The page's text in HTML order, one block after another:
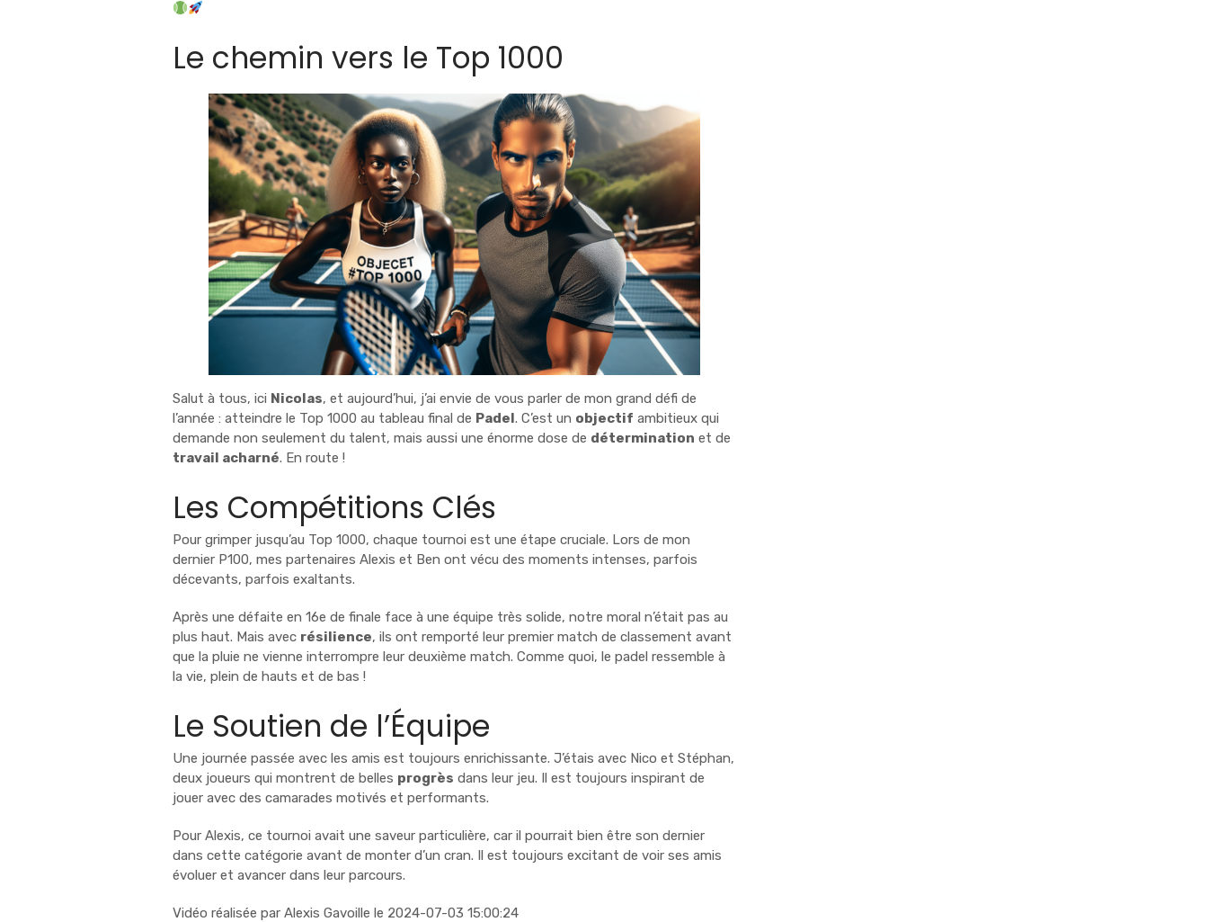
Le chemin vers le Top 1000
Salut à tous, ici Nicolas, et aujourd’hui, j’ai envie de vous parler de mon grand défi de
l’année : atteindre le Top 1000 au tableau final de Padel. C’est un objectif ambitieux qui
demande non seulement du talent, mais aussi une énorme dose de détermination et de
travail acharné. En route !
Les Compétitions Clés
Pour grimper jusqu’au Top 1000, chaque tournoi est une étape cruciale. Lors de mon
dernier P100, mes partenaires Alexis et Ben ont vécu des moments intenses, parfois
décevants, parfois exaltants.
Après une défaite en 16e de finale face à une équipe très solide, notre moral n’était pas au
plus haut. Mais avec résilience, ils ont remporté leur premier match de classement avant
que la pluie ne vienne interrompre leur deuxième match. Comme quoi, le padel ressemble à
la vie, plein de hauts et de bas !
Le Soutien de l’Équipe
Une journée passée avec les amis est toujours enrichissante. J’étais avec Nico et Stéphan,
deux joueurs qui montrent de belles progrès dans leur jeu. Il est toujours inspirant de
jouer avec des camarades motivés et performants.
Pour Alexis, ce tournoi avait une saveur particulière, car il pourrait bien être son dernier
dans cette catégorie avant de monter d’un cran. Il est toujours excitant de voir ses amis
évoluer et avancer dans leur parcours.
Vidéo réalisée par Alexis Gavoille le 2024-07-03 15:00:24